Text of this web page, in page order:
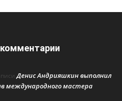
Денис Андрияшкин выполнил
международного мастера